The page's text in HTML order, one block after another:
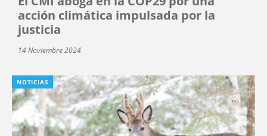
acción climática impulsada por la
justicia
14 Noviembre 2024
NOTICIAS